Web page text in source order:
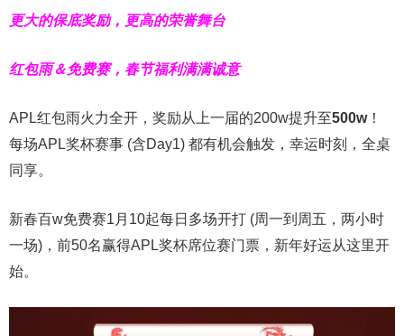
更大的保底奖励，更高的荣誉舞台
红包雨＆免费赛，春节福利满满诚意
APL红包雨火力全开，奖励从上一届的200w提升至500w！
每场APL奖杯赛事 (含Day1) 都有机会触发，幸运时刻，全桌
同享。
新春百w免费赛1月10起每日多场开打 (周一到周五，两小时
一场)，前50名赢得APL奖杯席位赛门票，新年好运从这里开
始。